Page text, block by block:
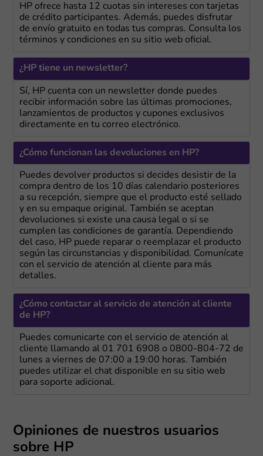
HP ofrece hasta 12 cuotas sin intereses con tarjetas
de crédito participantes. Además, puedes disfrutar
de envío gratuito en todas tus compras. Consulta los
términos y condiciones en su sitio web oficial.
¿HP tiene un newsletter?
Sí, HP cuenta con un newsletter donde puedes
recibir información sobre las últimas promociones,
lanzamientos de productos y cupones exclusivos
directamente en tu correo electrónico.
¿Cómo funcionan las devoluciones en HP?
Puedes devolver productos si decides desistir de la
compra dentro de los 10 días calendario posteriores
a su recepción, siempre que el producto esté sellado
y en su empaque original. También se aceptan
devoluciones si existe una causa legal o si se
cumplen las condiciones de garantía. Dependiendo
del caso, HP puede reparar o reemplazar el producto
según las circunstancias y disponibilidad. Comunícate
con el servicio de atención al cliente para más
detalles.
¿Cómo contactar al servicio de atención al cliente
de HP?
Puedes comunicarte con el servicio de atención al
cliente llamando al 01 701 6908 o 0800-804-72 de
lunes a viernes de 07:00 a 19:00 horas. También
puedes utilizar el chat disponible en su sitio web
para soporte adicional.
Opiniones de nuestros usuarios
sobre HP